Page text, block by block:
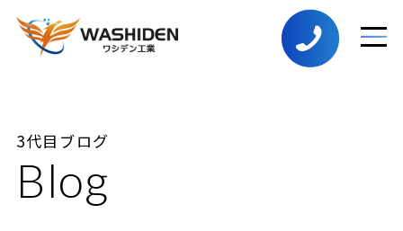
Blog
3代目ブログ